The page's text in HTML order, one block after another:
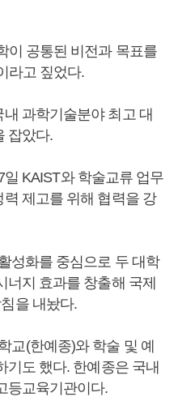
이 공통된 비전과 목표를
라고 짚었다.
과학기술분야 최고 대
잡았다.
KAIST와 학술교류 업무
제고를 위해 협력을 강
성화를 중심으로 두 대학
지 효과를 창출해 국제
을 내놨다.
교(한예종)와 학술 및 예
기도 했다. 한예종은 국내
등교육기관이다.